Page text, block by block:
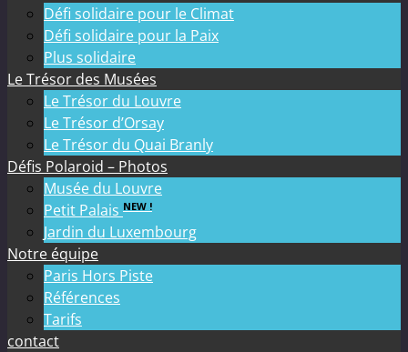
Défi solidaire pour le Climat
Défi solidaire pour la Paix
Plus solidaire
Le Trésor des Musées
Le Trésor du Louvre
Le Trésor d’Orsay
Le Trésor du Quai Branly
Défis Polaroid – Photos
Musée du Louvre
Petit Palais NEW !
Jardin du Luxembourg
Notre équipe
Paris Hors Piste
Références
Tarifs
contact